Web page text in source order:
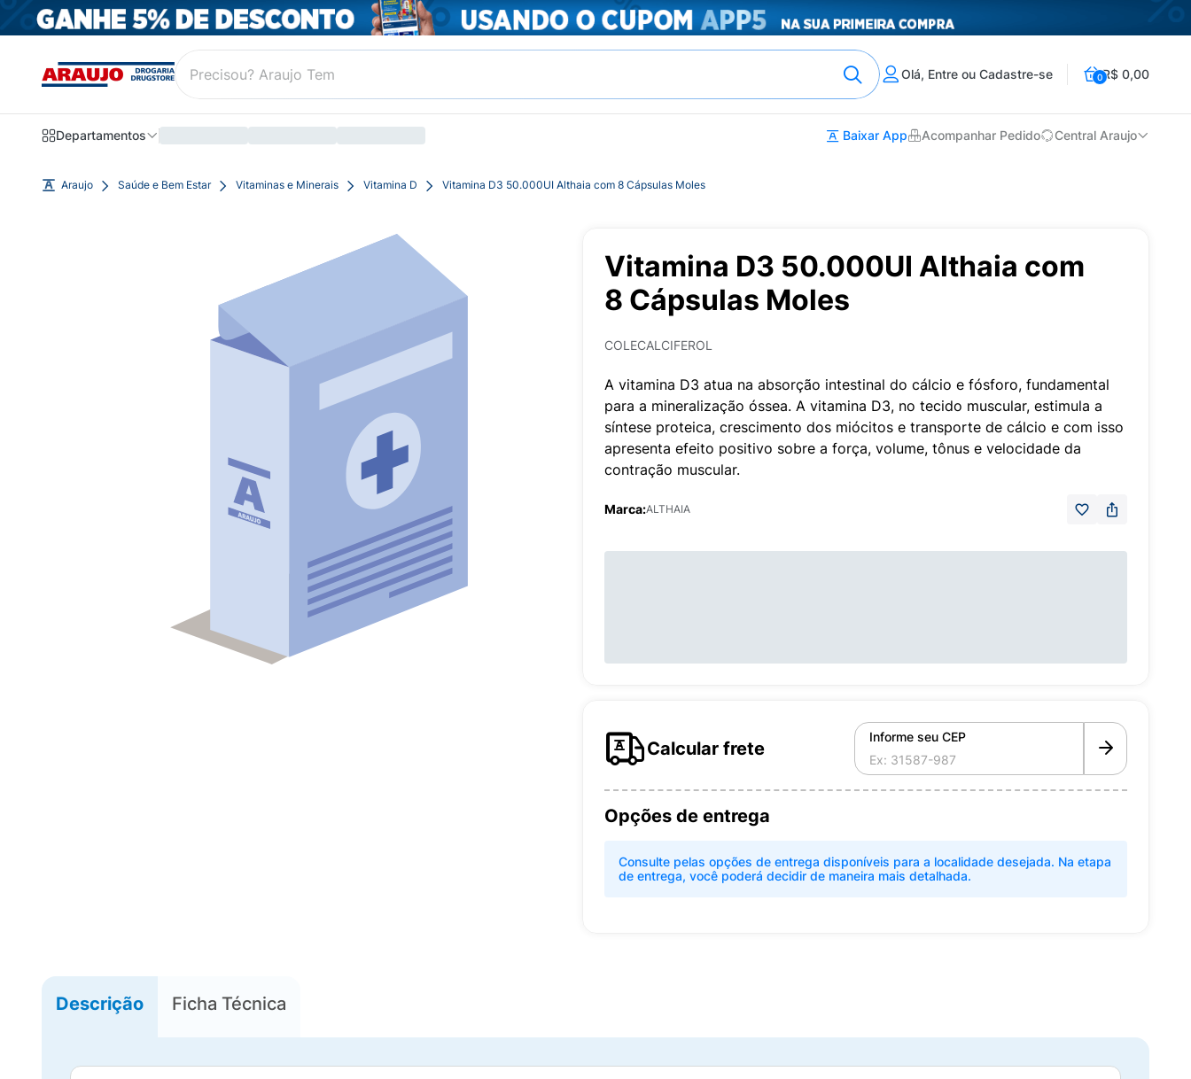
Olá, Entre ou Cadastre-se 0R$ 0,00
Departamentos Baixar App Acompanhar Pedido Central Araujo
Araujo Saúde e Bem Estar Vitaminas e Minerais Vitamina D Vitamina D3 50.000UI Althaia com 8 Cápsulas Moles
Vitamina D3 50.000UI Althaia com
8 Cápsulas Moles
COLECALCIFEROL
A vitamina D3 atua na absorção intestinal do cálcio e fósforo, fundamental
para a mineralização óssea. A vitamina D3, no tecido muscular, estimula a
síntese proteica, crescimento dos miócitos e transporte de cálcio e com isso
apresenta efeito positivo sobre a força, volume, tônus e velocidade da
contração muscular.
Marca:ALTHAIA
Calcular frete
Informe seu CEP
Opções de entrega
Consulte pelas opções de entrega disponíveis para a localidade desejada. Na etapa
de entrega, você poderá decidir de maneira mais detalhada.
Descrição Ficha Técnica